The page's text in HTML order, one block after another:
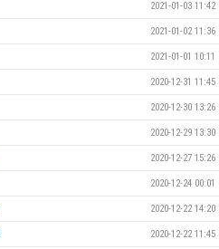
2021-01-03 11:42
2021-01-02 11:36
2021-01-01 10:11
2020-12-31 11:45
2020-12-30 13:26
2020-12-29 13:30
2020-12-27 15:26
2020-12-24 00:01
2020-12-22 14:20
2020-12-22 11:45